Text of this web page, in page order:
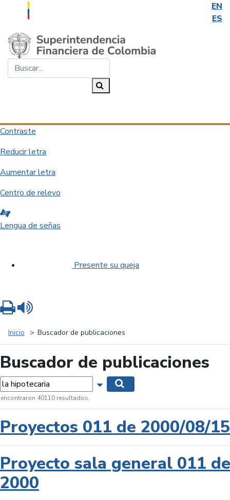
EN
ES
Saltar al contenido principal
Contraste
Reducir letra
Aumentar letra
Centro de relevo
Lengua de señas
Presente su queja
Inicio Buscador de publicaciones
Buscador de publicaciones
Mostrar opciones de búsqueda
encontraron 40110 resultados.
Proyectos 011 de 2000/08/15
Proyecto sala general 011 de
2000
Imprimir